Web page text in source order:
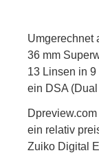
Umgerechnet
36 mm
13 Linsen in
ein DSA
ein relativ
Zuiko Digital